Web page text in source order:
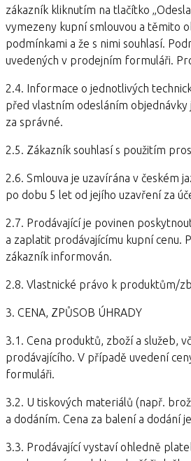
zákazník kliknutím na tlačítko
vymezeny kupní smlouvou a těmito
podmínkami a že s nimi souhlasí.
uvedených v prodejním formuláři.
2.4. Informace o jednotlivých
před vlastním odesláním
za správné.
2.5. Zákazník souhlasí s použitím
2.6. Smlouva je uzavírána v českém
po dobu 5 let od jejího uzavření za
2.7. Prodávající je povinen
a zaplatit prodávajícímu kupní cenu.
zákazník informován.
2.8. Vlastnické právo k produktům/
3. CENA, ZPŮSOB ÚHRADY
3.1. Cena produktů, zboží a služeb,
prodávajícího. V případě uvedení
formuláři.
3.2. U tiskových materiálů (např.
a dodáním. Cena za balení a dodání
3.3. Prodávající vystaví ohledně